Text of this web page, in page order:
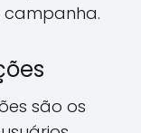
são os